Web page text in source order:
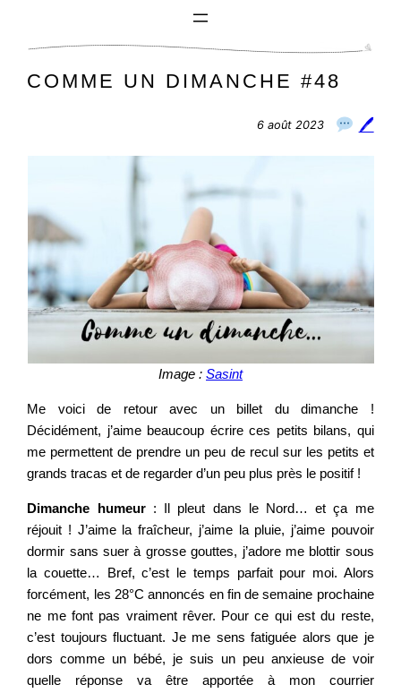
COMME UN DIMANCHE #48
6 août 2023 🖊
Image : Sasint
Me voici de retour avec un billet du dimanche !
Décidément, j’aime beaucoup écrire ces petits bilans, qui
me permettent de prendre un peu de recul sur les petits et
grands tracas et de regarder d’un peu plus près le positif !
Dimanche humeur: Il pleut dans le Nord… et ça me
réjouit ! J’aime la fraîcheur, j’aime la pluie, j’aime pouvoir
dormir sans suer à grosse gouttes, j’adore me blottir sous
la couette… Bref, c’est le temps parfait pour moi. Alors
forcément, les 28°C annoncés en fin de semaine prochaine
ne me font pas vraiment rêver. Pour ce qui est du reste,
c’est toujours fluctuant. Je me sens fatiguée alors que je
dors comme un bébé, je suis un peu anxieuse de voir
quelle réponse va être apportée à mon courrier